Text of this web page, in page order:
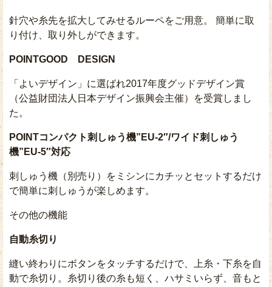
針穴や糸先を拡大してみせるルーペをご用意。 簡単に取
り付け、取り外しができます。
POINTGOOD DESIGN
「よいデザイン」に選ばれ2017年度グッドデザイン賞
（公益財団法人日本デザイン振興会主催）を受賞しまし
た。
POINTコンパクト刺しゅう機”EU-2″/ワイド刺しゅう
機”EU-5″対応
刺しゅう機（別売り）をミシンにカチッとセットするだけ
で簡単に刺しゅうが楽しめます。
その他の機能
自動糸切り
縫い終わりにボタンをタッチするだけで、上糸・下糸を自
動で糸切り。糸切り後の糸も短く、ハサミいらず、音もと